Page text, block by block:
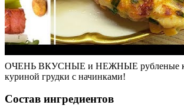
ОЧЕНЬ ВКУСНЫЕ и НЕЖНЫЕ рубленые
куриной грудки с начинками!
Состав ингредиентов